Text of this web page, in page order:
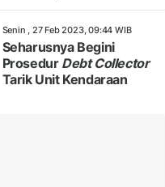
Senin , 27 Feb 2023, 09:44 WIB
Seharusnya Begini
Prosedur Debt Collector
Tarik Unit Kendaraan